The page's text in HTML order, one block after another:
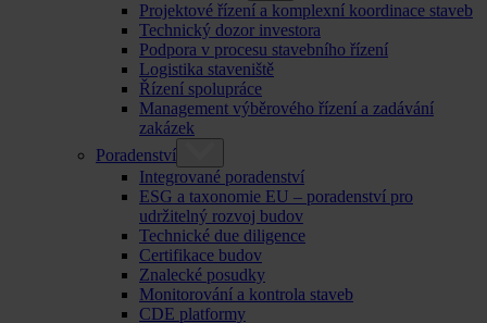
Projektové řízení a komplexní koordinace staveb
Technický dozor investora
Podpora v procesu stavebního řízení
Logistika staveniště
Řízení spolupráce
Management výběrového řízení a zadávání
zakázek
Poradenství
Integrované poradenství
ESG a taxonomie EU – poradenství pro
udržitelný rozvoj budov
Technické due diligence
Certifikace budov
Znalecké posudky
Monitorování a kontrola staveb
CDE platformy